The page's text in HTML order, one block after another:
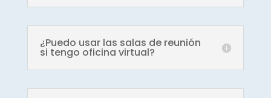
¿Puedo usar las salas de reunión
si tengo oficina virtual?